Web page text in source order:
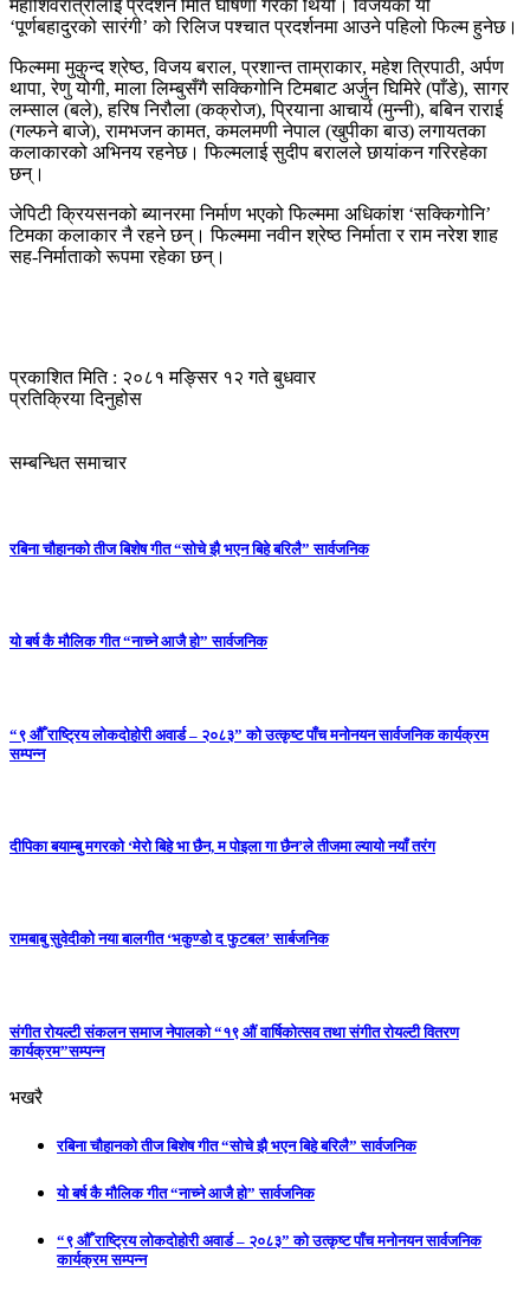
महाशिवरात्रीलाई प्रदर्शन मिति घोषणा गरेको थियो। विजयको यो
‘पूर्णबहादुरको सारंगी’ को रिलिज पश्चात प्रदर्शनमा आउने पहिलो फिल्म हुनेछ।
फिल्ममा मुकुन्द श्रेष्ठ, विजय बराल, प्रशान्त ताम्राकार, महेश त्रिपाठी, अर्पण
थापा, रेणु योगी, माला लिम्बुसँगै सक्किगोनि टिमबाट अर्जुन घिमिरे (पाँडे), सागर
लम्साल (बले), हरिष निरौला (कक्रोज), प्रियाना आचार्य (मुन्नी), बबिन राराई
(गल्फने बाजे), रामभजन कामत, कमलमणी नेपाल (खुपीका बाउ) लगायतका
कलाकारको अभिनय रहनेछ। फिल्मलाई सुदीप बरालले छायांकन गरिरहेका
छन्।
जेपिटी क्रियसनको ब्यानरमा निर्माण भएको फिल्ममा अधिकांश ‘सक्किगोनि’
टिमका कलाकार नै रहने छन्। फिल्ममा नवीन श्रेष्ठ निर्माता र राम नरेश शाह
सह-निर्माताको रूपमा रहेका छन्।
प्रकाशित मिति : २०८१ मङ्सिर १२ गते बुधवार
प्रतिक्रिया दिनुहोस
सम्बन्धित समाचार
रबिना चौहानको तीज बिशेष गीत “सोचे झै भएन बिहे बरिलै” सार्वजनिक
यो बर्ष कै मौलिक गीत “नाच्ने आजै हो” सार्वजनिक
“९ औँ राष्ट्रिय लोकदोहोरी अवार्ड – २०८३” को उत्कृष्ट पाँच मनोनयन सार्वजनिक कार्यक्रम
सम्पन्न
दीपिका बयाम्बु मगरको ‘मेरो बिहे भा छैन, म पोइला गा छैन’ले तीजमा ल्यायो नयाँ तरंग
रामबाबु सुवेदीको नया बालगीत ‘भकुण्डो द फुटबल’ सार्बजनिक
संगीत रोयल्टी संकलन समाज नेपालको “१९ औं वार्षिकोत्सव तथा संगीत रोयल्टी वितरण
कार्यक्रम”सम्पन्न
भखरै
रबिना चौहानको तीज बिशेष गीत “सोचे झै भएन बिहे बरिलै” सार्वजनिक
यो बर्ष कै मौलिक गीत “नाच्ने आजै हो” सार्वजनिक
“९ औँ राष्ट्रिय लोकदोहोरी अवार्ड – २०८३” को उत्कृष्ट पाँच मनोनयन सार्वजनिक
कार्यक्रम सम्पन्न